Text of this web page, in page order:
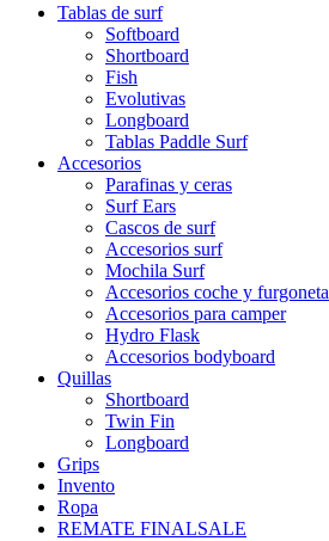
Tablas de surf
Softboard
Shortboard
Fish
Evolutivas
Longboard
Tablas Paddle Surf
Accesorios
Parafinas y ceras
Surf Ears
Cascos de surf
Accesorios surf
Mochila Surf
Accesorios coche y furgoneta
Accesorios para camper
Hydro Flask
Accesorios bodyboard
Quillas
Shortboard
Twin Fin
Longboard
Grips
Invento
Ropa
REMATE FINALSALE